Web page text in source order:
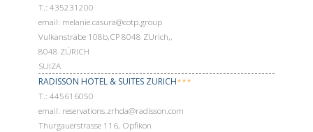
Т.: 435231200
email: melanie.casura@cotp.group
Vulkanstrabe 108b,CP 8048 ZUrich,,
8048 ZÚRICH
SUIZA
RADISSON HOTEL & SUITES ZURICH***
Т.: 445616050
email: reservations.zrhda@radisson.com
Thurgauerstrasse 116, Opfikon